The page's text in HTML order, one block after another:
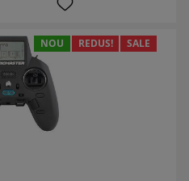
NOU REDUS! SALE